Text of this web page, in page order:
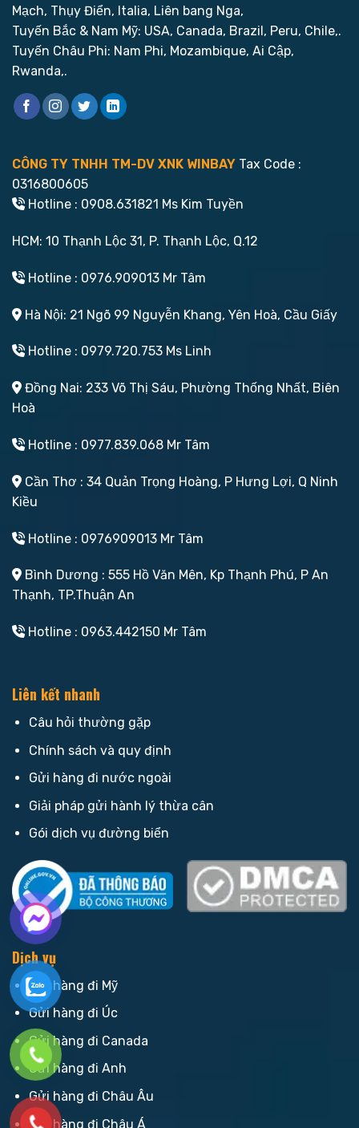
Mạch, Thụy Điển, Italia, Liên bang Nga,
Tuyến Bắc & Nam Mỹ: USA, Canada, Brazil, Peru, Chile,.
Tuyến Châu Phi: Nam Phi, Mozambique, Ai Cập,
Rwanda,.
CÔNG TY TNHH TM-DV XNK WINBAY Tax Code :
0316800605
Hotline : 0908.631821 Ms Kim Tuyền
HCM: 10 Thạnh Lộc 31, P. Thạnh Lộc, Q.12
Hotline : 0976.909013 Mr Tâm
Hà Nội: 21 Ngõ 99 Nguyễn Khang, Yên Hoà, Cầu Giấy
Hotline : 0979.720.753 Ms Linh
Đồng Nai: 233 Võ Thị Sáu, Phường Thống Nhất, Biên
Hoà
Hotline : 0977.839.068 Mr Tâm
Cần Thơ : 34 Quản Trọng Hoàng, P Hưng Lợi, Q Ninh
Kiều
Hotline : 0976909013 Mr Tâm
Bình Dương : 555 Hồ Văn Mên, Kp Thạnh Phú, P An
Thạnh, TP.Thuận An
Hotline : 0963.442150 Mr Tâm
Liên kết nhanh
Câu hỏi thường gặp
Chính sách và quy định
Gửi hàng đi nước ngoài
Giải pháp gửi hành lý thừa cân
Gói dịch vụ đường biển
Dịch vụ
Gửi hàng đi Mỹ
Gửi hàng đi Úc
Gửi hàng đi Canada
Gửi hàng đi Anh
Gửi hàng đi Châu Âu
Gửi hàng đi Châu Á